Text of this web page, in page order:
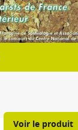
Voir le produit